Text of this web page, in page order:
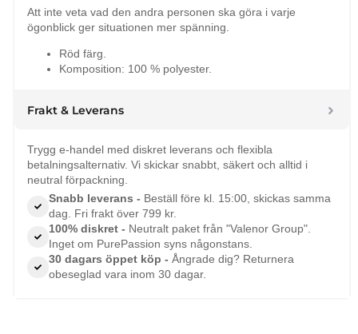
Att inte veta vad den andra personen ska göra i varje
ögonblick ger situationen mer spänning.
Röd färg.
Komposition: 100 % polyester.
Frakt & Leverans
Trygg e-handel med diskret leverans och flexibla
betalningsalternativ. Vi skickar snabbt, säkert och alltid i
neutral förpackning.
Snabb leverans - Beställ före kl. 15:00, skickas samma
dag. Fri frakt över 799 kr.
100% diskret - Neutralt paket från "Valenor Group".
Inget om PurePassion syns någonstans.
30 dagars öppet köp - Ångrade dig? Returnera
obeseglad vara inom 30 dagar.